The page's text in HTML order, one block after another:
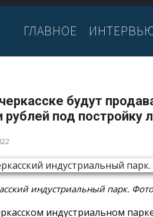
ГЛАВНОЕ
будут
рублей под постройку
индустриальный парк.
индустриальном